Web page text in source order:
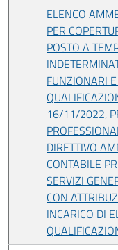
ELENCO
PER
POSTO A
FUNZIONARI E
16/11/2022,
DIRETTIVO
CONTABILE
SERVIZI
CON
INCARICO DI